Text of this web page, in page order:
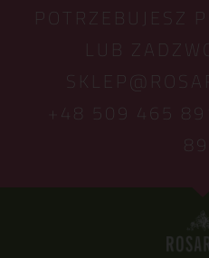
POTRZEBUJESZ
LUB
+48 509 465